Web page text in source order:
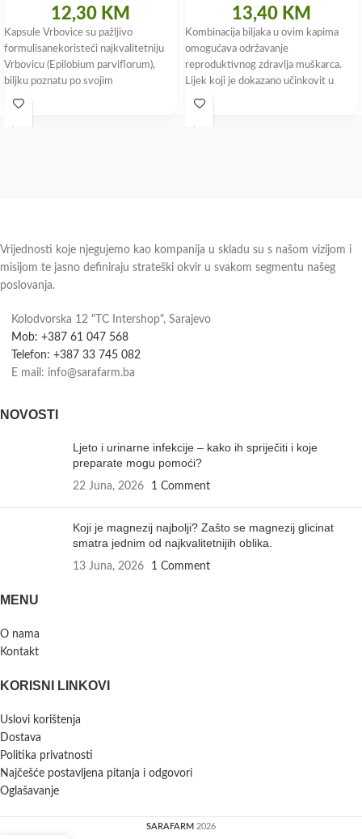
12,30 KM
Kapsule Vrbovice su pažljivo
formulisanekoristeći najkvalitetniju
Vrbovicu (Epilobium parviflorum),
biljku poznatu po svojim
mnogobrojnim zdravstvenim
13,40 KM
Kombinacija biljaka u ovim kapima
omogućava održavanje
reproduktivnog zdravlja muškarca.
Lijek koji je dokazano učinkovit u
liječenju blagih i umjerenih
Vrijednosti koje njegujemo kao kompanija u skladu su s našom vizijom i
misijom te jasno definiraju strateški okvir u svakom segmentu našeg
poslovanja.
Kolodvorska 12 "TC Intershop", Sarajevo
Mob: +387 61 047 568
Telefon: +387 33 745 082
E mail: info@sarafarm.ba
NOVOSTI
Ljeto i urinarne infekcije – kako ih spriječiti i koje
preparate mogu pomoći?
22 Juna, 2026 1 Comment
Koji je magnezij najbolji? Zašto se magnezij glicinat
smatra jednim od najkvalitetnijih oblika.
13 Juna, 2026 1 Comment
MENU
O nama
Kontakt
KORISNI LINKOVI
Uslovi korištenja
Dostava
Politika privatnosti
Najčešće postavljena pitanja i odgovori
Oglašavanje
SARAFARM 2026